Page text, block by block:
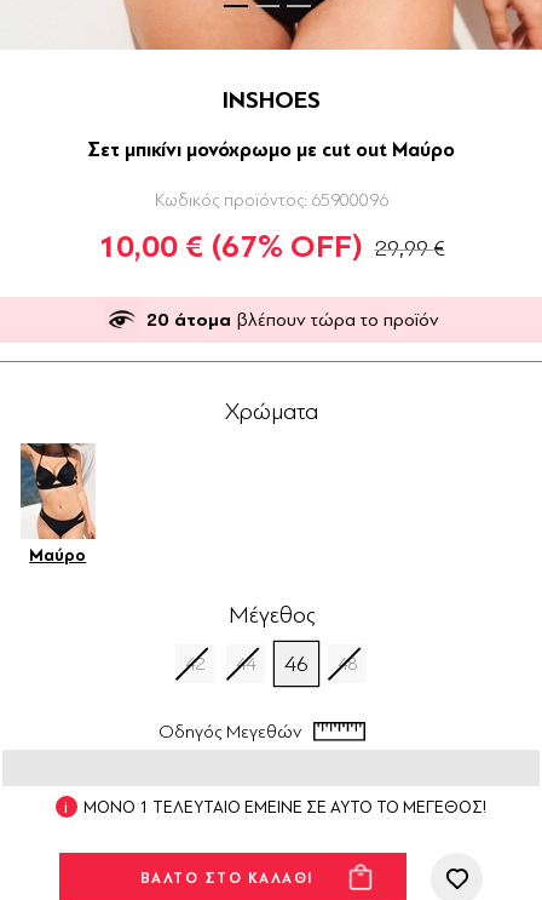
INSHOES
Σετ μπικίνι μονόχρωμο με cut out Μαύρο
Κωδικός προϊόντος: 65900096
10,00 € (67% OFF) 29,99 €
20 άτομα βλέπουν τώρα το προϊόν
Χρώματα
Μαύρο
Μέγεθος
42 44 46 48
Οδηγός Μεγεθών
ΜΟΝΟ 1 ΤΕΛΕΥΤΑΙΟ ΕΜΕΙΝΕ ΣΕ ΑΥΤΟ ΤΟ ΜΕΓΕΘΟΣ!